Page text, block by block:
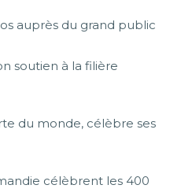
auprès du grand public
soutien à la filière
du monde, célèbre ses
célèbrent les 400